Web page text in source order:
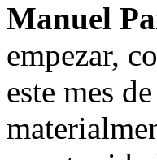
Manuel
empezar,
este mes